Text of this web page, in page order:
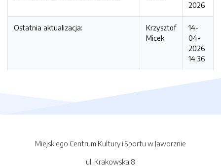
2026
Ostatnia aktualizacja:
Krzysztof
Micek
14-
04-
2026
14:36
Miejskiego Centrum Kultury i Sportu w Jaworznie
ul. Krakowska 8